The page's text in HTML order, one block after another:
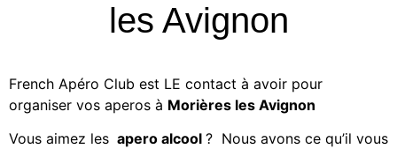
les Avignon
French Apéro Club est LE contact à avoir pour
organiser vos aperos à Morières les Avignon
Vous aimez les apero alcool ? Nous avons ce qu’il vous